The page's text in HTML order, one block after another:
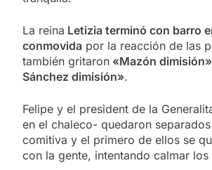
La reina Letizia terminó con barro
conmovida por la reacción de las
también gritaron «Mazón dimisión»
Sánchez dimisión».
Felipe y el president de la
en el chaleco- quedaron
comitiva y el primero de ellos se
con la gente, intentando calmar los